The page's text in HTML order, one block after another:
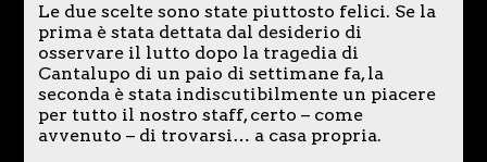
Le due scelte sono state piuttosto felici. Se la
prima è stata dettata dal desiderio di
osservare il lutto dopo la tragedia di
Cantalupo di un paio di settimane fa, la
seconda è stata indiscutibilmente un piacere
per tutto il nostro staff, certo – come
avvenuto – di trovarsi… a casa propria.